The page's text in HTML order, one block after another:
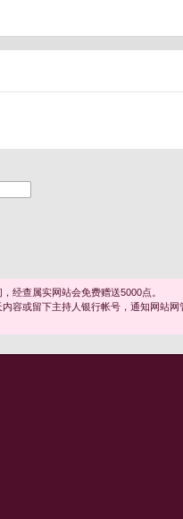
经查属实网站会免费赠送5000点。
容或留下主持人银行帐号，通知网站